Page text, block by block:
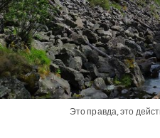
Это правда, это